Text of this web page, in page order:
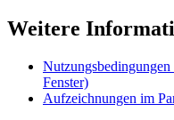
Weitere
Nutzungsbedingungen
Fenster)
Aufzeichnungen im